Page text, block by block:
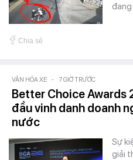
Chia sẻ
VĂN HÓA XE - 7 GIỜ TRƯỚC
Better Choice Awards
đầu vinh danh doanh
nước
Sự
giải